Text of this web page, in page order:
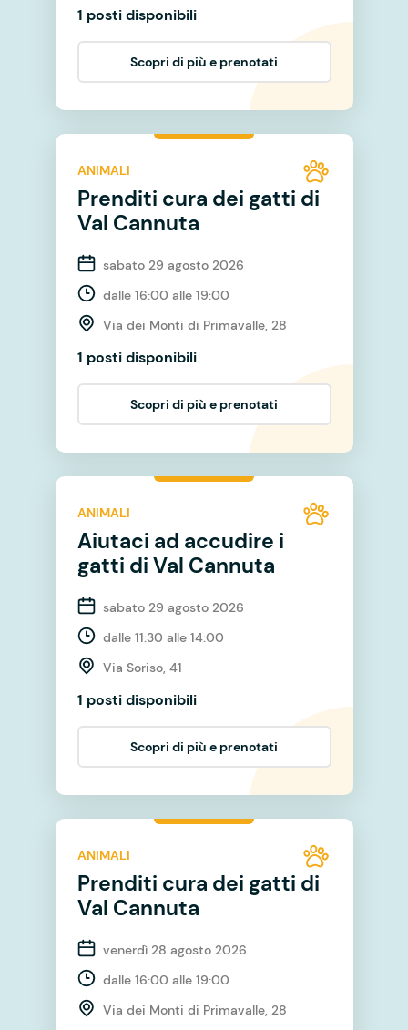
1 posti disponibili
Scopri di più e prenotati
ANIMALI
Prenditi cura dei gatti di
Val Cannuta
sabato 29 agosto 2026
dalle 16:00 alle 19:00
Via dei Monti di Primavalle, 28
1 posti disponibili
Scopri di più e prenotati
ANIMALI
Aiutaci ad accudire i
gatti di Val Cannuta
sabato 29 agosto 2026
dalle 11:30 alle 14:00
Via Soriso, 41
1 posti disponibili
Scopri di più e prenotati
ANIMALI
Prenditi cura dei gatti di
Val Cannuta
venerdì 28 agosto 2026
dalle 16:00 alle 19:00
Via dei Monti di Primavalle, 28